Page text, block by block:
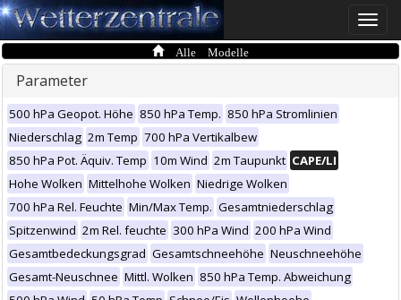
Toggle
Alle Modelle
Parameter
500 hPa Geopot. Höhe 850 hPa Temp. 850 hPa Stromlinien
Niederschlag 2m Temp 700 hPa Vertikalbew
850 hPa Pot. Äquiv. Temp 10m Wind 2m Taupunkt CAPE/LI
Hohe Wolken Mittelhohe Wolken Niedrige Wolken
700 hPa Rel. Feuchte Min/Max Temp. Gesamtniederschlag
Spitzenwind 2m Rel. feuchte 300 hPa Wind 200 hPa Wind
Gesamtbedeckungsgrad Gesamtschneehöhe Neuschneehöhe
Gesamt-Neuschnee Mittl. Wolken 850 hPa Temp. Abweichung